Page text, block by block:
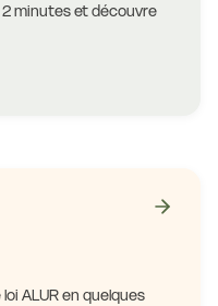
minutes et découvre
ALUR en quelques